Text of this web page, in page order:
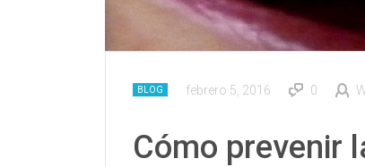
BLOG febrero 5, 2016 0
Cómo prevenir